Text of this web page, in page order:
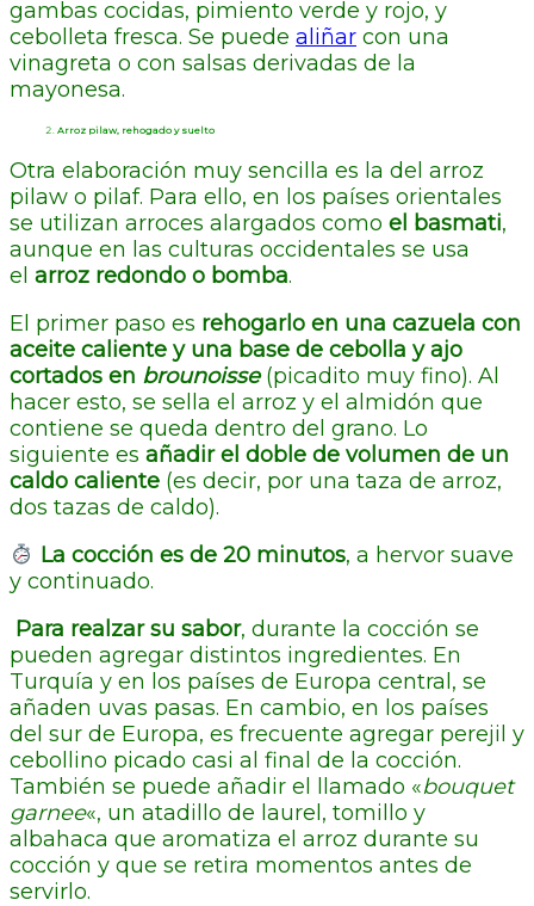
gambas cocidas, pimiento verde y rojo, y
cebolleta fresca. Se puede aliñar con una
vinagreta o con salsas derivadas de la
mayonesa.
Arroz pilaw, rehogado y suelto
Otra elaboración muy sencilla es la del arroz
pilaw o pilaf. Para ello, en los países orientales
se utilizan arroces alargados como el basmati,
aunque en las culturas occidentales se usa
el arroz redondo o bomba.
El primer paso es rehogarlo en una cazuela con
aceite caliente y una base de cebolla y ajo
cortados en brounoisse(picadito muy fino). Al
hacer esto, se sella el arroz y el almidón que
contiene se queda dentro del grano. Lo
siguiente es añadir el doble de volumen de un
caldo caliente (es decir, por una taza de arroz,
dos tazas de caldo).
La cocción es de 20 minutos, a hervor suave
y continuado.
Para realzar su sabor, durante la cocción se
pueden agregar distintos ingredientes. En
Turquía y en los países de Europa central, se
añaden uvas pasas. En cambio, en los países
del sur de Europa, es frecuente agregar perejil y
cebollino picado casi al final de la cocción.
También se puede añadir el llamado «bouquet
garnee«, un atadillo de laurel, tomillo y
albahaca que aromatiza el arroz durante su
cocción y que se retira momentos antes de
servirlo.